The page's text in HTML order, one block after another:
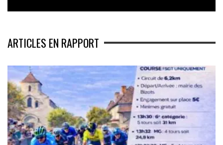
ARTICLES EN RAPPORT